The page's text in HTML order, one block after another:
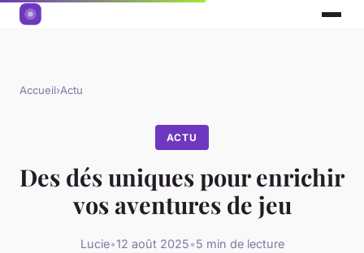
Accueil›Actu
ACTU
Des dés uniques pour enrichir
vos aventures de jeu
Lucie•12 août 2025•5 min de lecture